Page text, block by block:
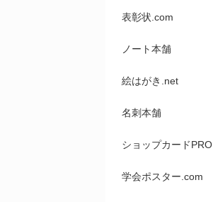
表彰状.com
ノート本舗
絵はがき.net
名刺本舗
ショップカードPRO
学会ポスター.com